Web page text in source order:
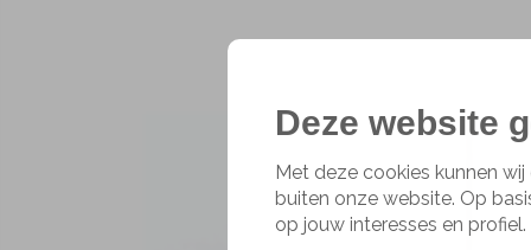
Deze website
Met deze cookies kunnen
buiten onze website. Op
op jouw interesses en